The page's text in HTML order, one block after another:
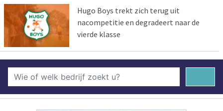
Hugo Boys trekt zich terug uit
nacompetitie en degradeert naar de
vierde klasse